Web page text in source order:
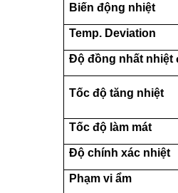
Biến động nhiệt
Temp. Deviation
Độ đồng nhất nhiệt
Tốc độ tăng nhiệt
Tốc độ làm mát
Độ chính xác nhiệt
Phạm vi ẩm